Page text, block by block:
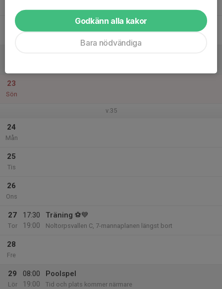
21
23
Sön
v.35
24
Mån
25
Tis
26
Ons
27
Tor
17:30
19:00
Träning ⚽💙
Noltorpsvallen C, 7-mannaplanen längst bort
28
Fre
29
Lör
08:00
19:00
Poolspel
Tid och plats kommer närmare
Godkänn alla kakor
Bara nödvändiga